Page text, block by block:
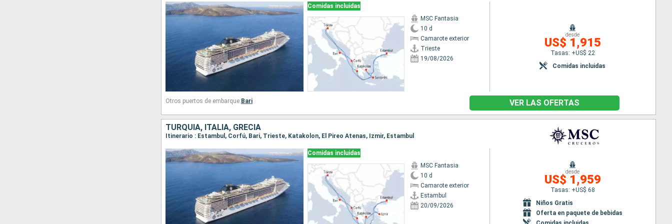
Comidas incluidas
MSC Fantasia
10 d
Camarote exterior
Trieste
19/08/2026
desde
US$ 1,915
Tasas: +US$ 22
Comidas incluidas
Otros puertos de embarque: Bari VER LAS OFERTAS
TURQUÍA, ITALIA, GRECIA
Itinerario : Estambul, Corfú, Bari, Trieste, Katakolon, El Pireo Atenas, Izmir, Estambul
Comidas incluidas
MSC Fantasia
10 d
Camarote exterior
Estambul
20/09/2026
desde
US$ 1,959
Tasas: +US$ 68
Niños Gratis
Oferta en paquete de bebidas